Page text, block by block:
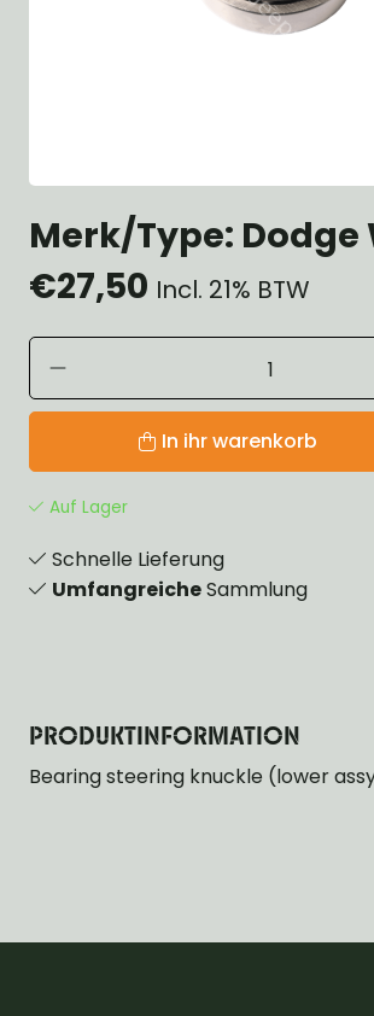
Merk/Type: Dodge
€27,50 Incl. 21% BTW
In ihr warenkorb
Auf Lager
Schnelle Lieferung
UmfangreicheSammlung
PRODUKTINFORMATION
Bearing steering knuckle (lower